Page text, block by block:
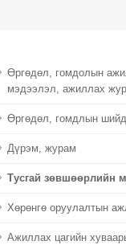
Өргөдөл, гомдолын
мэдээлэл, ажиллах
Өргөдөл, гомдлын
Дүрэм, журам
Тусгай зөвшөөрлийн
Хөрөнгө оруулалтын
Ажиллах цагийн